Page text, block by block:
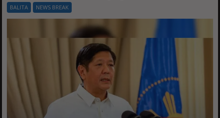
BALITA NEWS BREAK